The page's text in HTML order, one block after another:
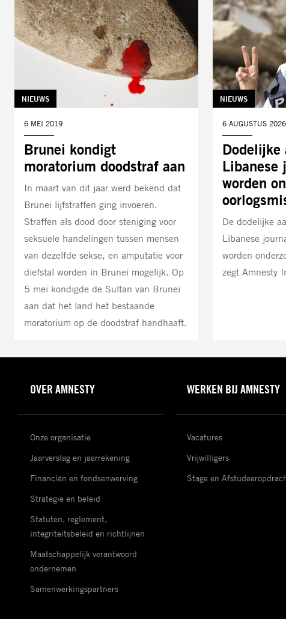
Brunei kondigt
moratorium doodstraf aan
TAG:
NIEUWS
DATUM:
6 MEI 2019
In maart van dit jaar werd bekend dat
Brunei lijfstraffen ging invoeren.
Straffen als dood door steniging voor
seksuele handelingen tussen mensen
van dezelfde sekse, en amputatie voor
diefstal worden in Brunei mogelijk. Op
5 mei kondigde de Sultan van Brunei
aan dat het land het bestaande
moratorium op de doodstraf handhaaft.
Dodelijke
Libanese
worden
TAG:
NIEUWS
DATUM:
6 AUGUSTUS 2026
De dodelijke
Libanese
worden
zegt Amnesty
OVER AMNESTY
Onze organisatie
Jaarverslag en jaarrekening
Financiën en fondsenwerving
Strategie en beleid
Statuten, reglement,
integriteitsbeleid en richtlijnen
Maatschappelijk verantwoord
ondernemen
Samenwerkingspartners
WERKEN BIJ AMNESTY
Vacatures
Vrijwilligers
Stage en